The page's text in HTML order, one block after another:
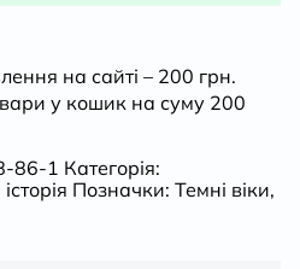
на сайті – 200 грн.
у кошик на суму 200
86-1 Категорія:
Позначки: Темні віки,